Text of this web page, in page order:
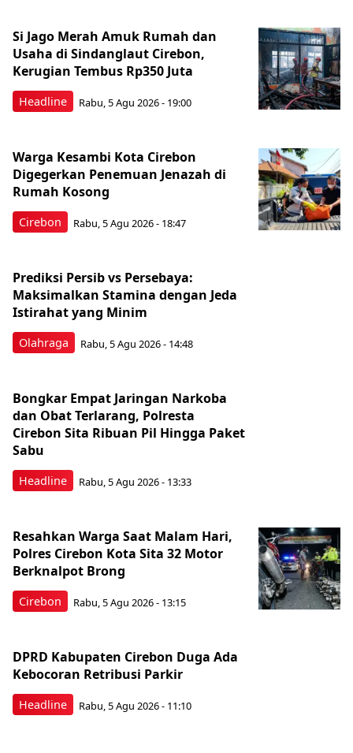
Headline
Si Jago Merah Amuk Rumah dan
Usaha di Sindanglaut Cirebon,
Kerugian Tembus Rp350 Juta
Rabu, 5 Agu 2026 - 19:00
Cirebon
Warga Kesambi Kota Cirebon
Digegerkan Penemuan Jenazah di
Rumah Kosong
Rabu, 5 Agu 2026 - 18:47
Olahraga
Prediksi Persib vs Persebaya:
Maksimalkan Stamina dengan Jeda
Istirahat yang Minim
Rabu, 5 Agu 2026 - 14:48
Headline
Bongkar Empat Jaringan Narkoba
dan Obat Terlarang, Polresta
Cirebon Sita Ribuan Pil Hingga Paket
Sabu
Rabu, 5 Agu 2026 - 13:33
Cirebon
Resahkan Warga Saat Malam Hari,
Polres Cirebon Kota Sita 32 Motor
Berknalpot Brong
Rabu, 5 Agu 2026 - 13:15
Headline
DPRD Kabupaten Cirebon Duga Ada
Kebocoran Retribusi Parkir
Rabu, 5 Agu 2026 - 11:10